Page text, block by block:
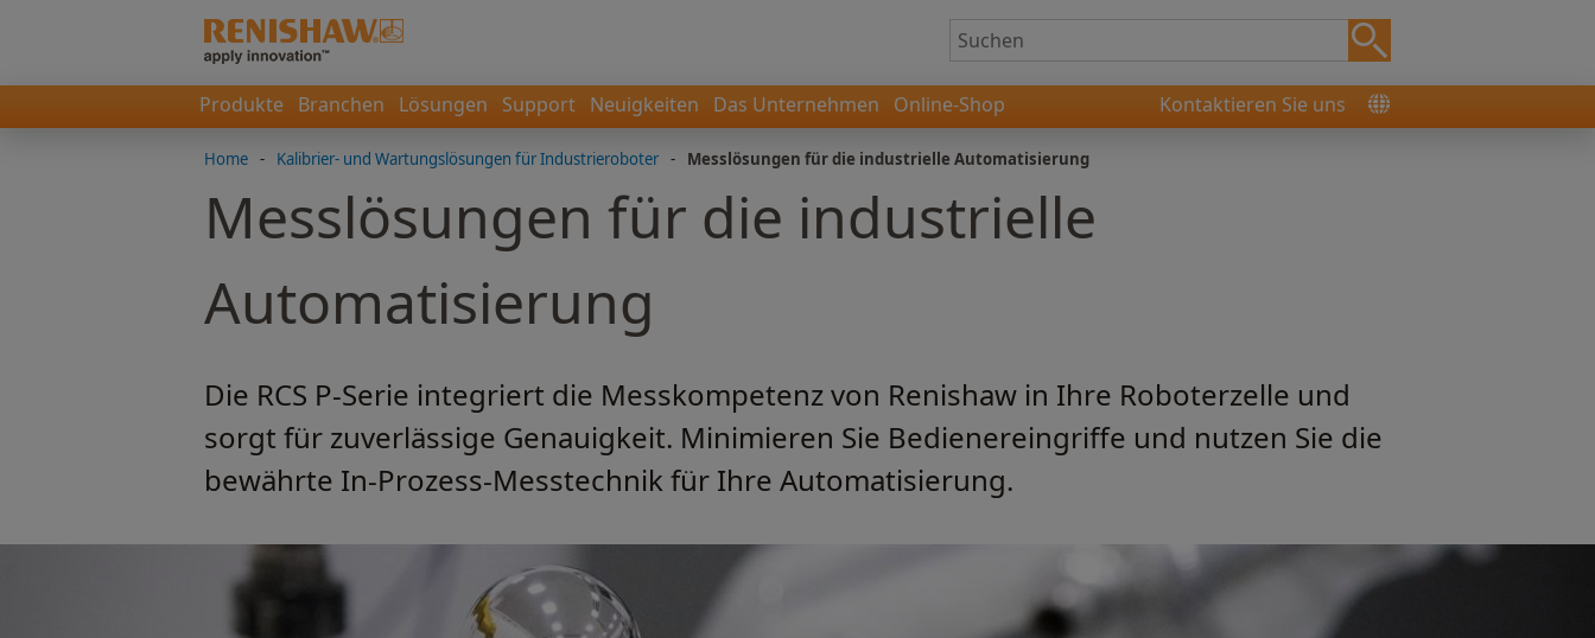
Produkte Branchen Lösungen Support Neuigkeiten Das Unternehmen Online-Shop Kontaktieren Sie uns
Home - Kalibrier- und Wartungslösungen für Industrieroboter - Messlösungen für die industrielle Automatisierung
Messlösungen für die industrielle
Automatisierung
Die RCS P-Serie integriert die Messkompetenz von Renishaw in Ihre Roboterzelle und
sorgt für zuverlässige Genauigkeit. Minimieren Sie Bedienereingriffe und nutzen Sie die
bewährte In-Prozess-Messtechnik für Ihre Automatisierung.